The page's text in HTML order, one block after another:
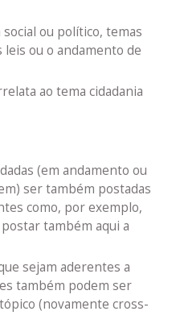
ou político, temas
ou o andamento de
ao tema cidadania
(em andamento ou
ser também postadas
como, por exemplo,
também aqui a
sejam aderentes a
também podem ser
(novamente cross-